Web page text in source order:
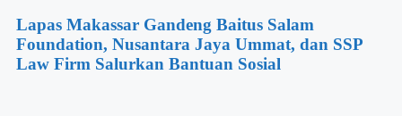
Lapas Makassar Gandeng Baitus Salam
Foundation, Nusantara Jaya Ummat, dan SSP
Law Firm Salurkan Bantuan Sosial